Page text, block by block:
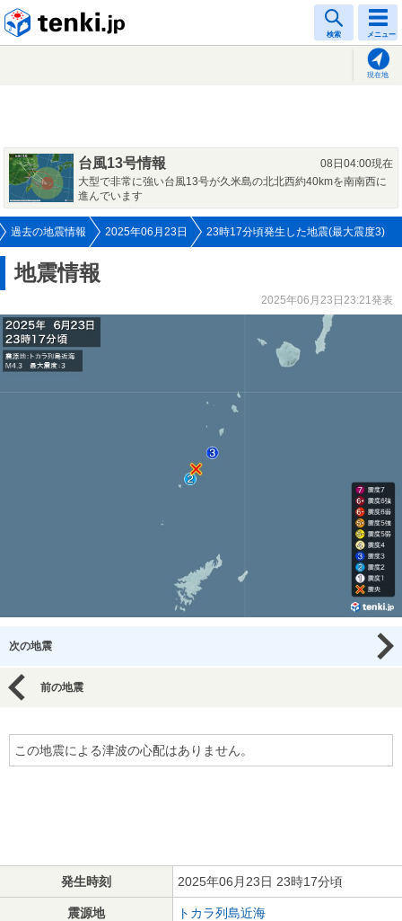
検索 メニュー
現在地
台風13号情報
08日04:00現在
大型で非常に強い台風13号が久米島の北北西約40kmを南南西に
進んでいます
過去の地震情報 2025年06月23日 23時17分頃発生した地震(最大震度3)
地震情報
2025年06月23日23:21発表
次の地震
前の地震
この地震による津波の心配はありません。
発生時刻 2025年06月23日 23時17分頃
震源地 トカラ列島近海